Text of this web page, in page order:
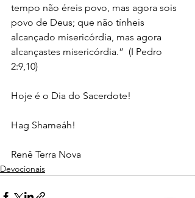
tempo não éreis povo, mas agora sois
povo de Deus; que não tínheis
alcançado misericórdia, mas agora
alcançastes misericórdia.”  (I Pedro
2:9,10)
Hoje é o Dia do Sacerdote!
Hag Shameáh!
Renê Terra Nova
Devocionais